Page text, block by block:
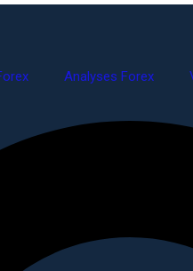
Analyses Forex